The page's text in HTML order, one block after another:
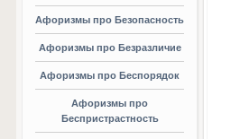
Афоризмы про Безопасность
Афоризмы про Безразличие
Афоризмы про Беспорядок
Афоризмы про
Беспристрастность